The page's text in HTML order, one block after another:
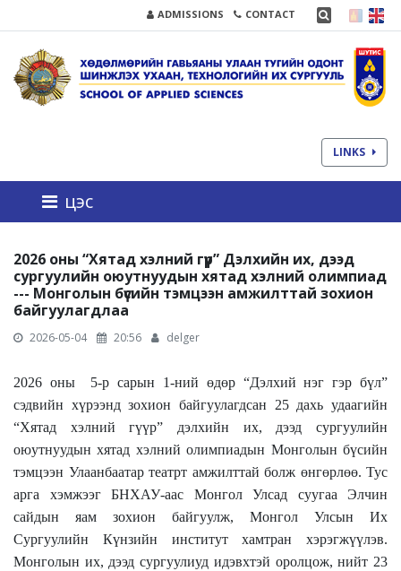
ADMISSIONS CONTACT
LINKS
цэс
2026 оны “Хятад хэлний гүүр” Дэлхийн их, дээд
сургуулийн оюутнуудын хятад хэлний олимпиад
--- Монголын бүсийн тэмцээн амжилттай зохион
байгуулагдлаа
2026-05-04 20:56 delger
2026 оны 5-р сарын 1-ний өдөр “Дэлхий нэг гэр бүл”
сэдвийн хүрээнд зохион байгуулагдсан 25 дахь удаагийн
“Хятад хэлний гүүр” дэлхийн их, дээд сургуулийн
оюутнуудын хятад хэлний олимпиадын Монголын бүсийн
тэмцээн Улаанбаатар театрт амжилттай болж өнгөрлөө. Тус
арга хэмжээг БНХАУ-аас Монгол Улсад суугаа Элчин
сайдын яам зохион байгуулж, Монгол Улсын Их
Сургуулийн Күнзийн институт хамтран хэрэгжүүлэв.
Монголын их, дээд сургуулиуд идэвхтэй оролцож, нийт 23